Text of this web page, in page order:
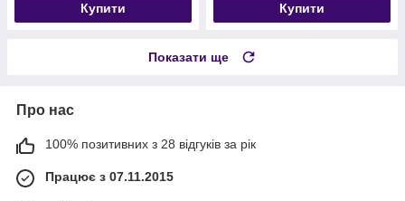
Купити Купити
Показати ще
Про нас
100% позитивних з 28 відгуків за рік
Працює з 07.11.2015